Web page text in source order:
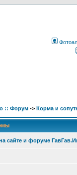
:: Форум -> Корма и
сайте и форуме